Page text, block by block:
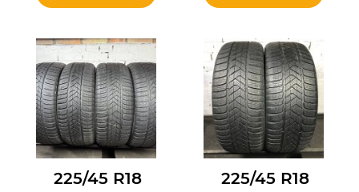
225/45 R18 225/45 R18